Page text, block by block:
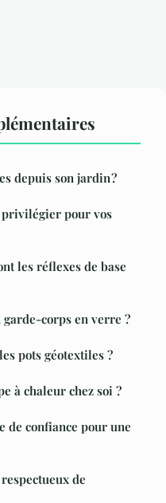
depuis son jardin ?
pour vos
les réflexes de base
corps en verre ?
pots géotextiles ?
à chaleur chez soi ?
de confiance pour une
de